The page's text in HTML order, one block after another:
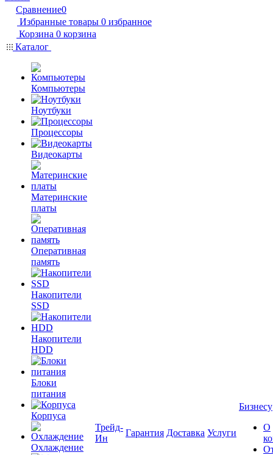
Сравнение0
Избранные товары 0 избранное
Корзина 0 корзина
Каталог
Компьютеры
Ноутбуки
Процессоры
Видеокарты
Материнские
платы
Оперативная
память
Накопители
SSD
Накопители
HDD
Блоки
питания
Корпуса
Охлаждение
Трейд-
Ин
Гарантия Доставка Услуги
Бизнесу
О